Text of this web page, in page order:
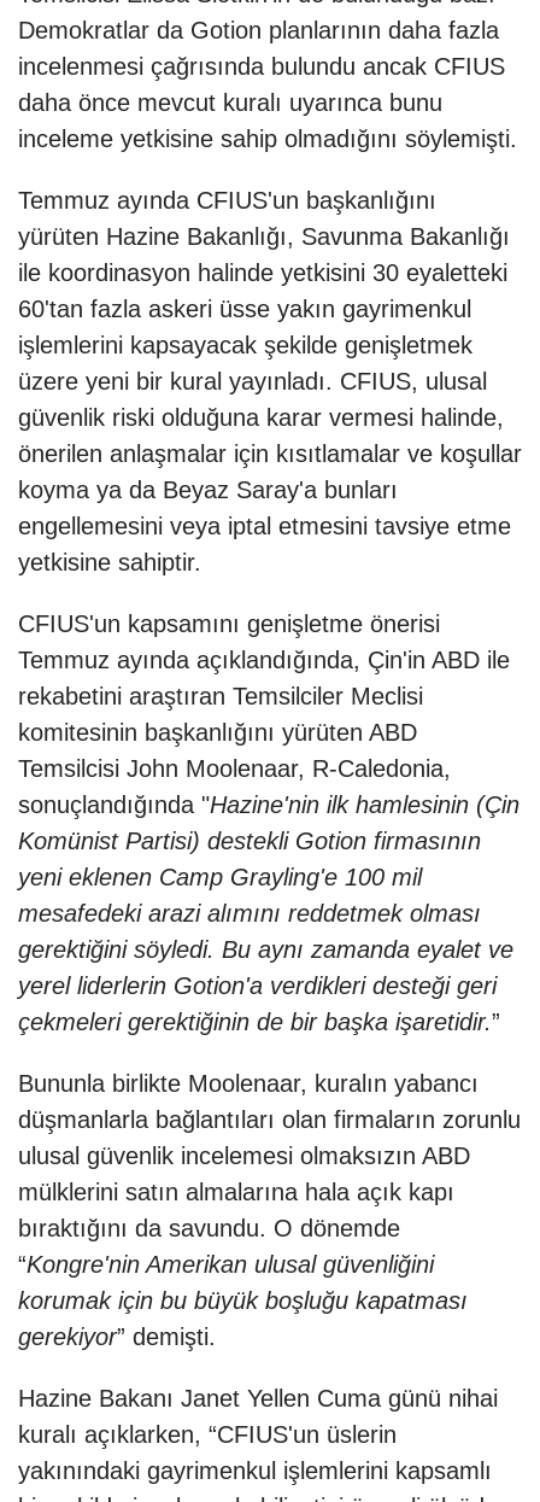
Demokratlar da Gotion planlarının daha fazla
incelenmesi çağrısında bulundu ancak CFIUS
daha önce mevcut kuralı uyarınca bunu
inceleme yetkisine sahip olmadığını söylemişti.
Temmuz ayında CFIUS'un başkanlığını
yürüten Hazine Bakanlığı, Savunma Bakanlığı
ile koordinasyon halinde yetkisini 30 eyaletteki
60'tan fazla askeri üsse yakın gayrimenkul
işlemlerini kapsayacak şekilde genişletmek
üzere yeni bir kural yayınladı. CFIUS, ulusal
güvenlik riski olduğuna karar vermesi halinde,
önerilen anlaşmalar için kısıtlamalar ve koşullar
koyma ya da Beyaz Saray'a bunları
engellemesini veya iptal etmesini tavsiye etme
yetkisine sahiptir.
CFIUS'un kapsamını genişletme önerisi
Temmuz ayında açıklandığında, Çin'in ABD ile
rekabetini araştıran Temsilciler Meclisi
komitesinin başkanlığını yürüten ABD
Temsilcisi John Moolenaar, R-Caledonia,
sonuçlandığında "Hazine'nin ilk hamlesinin (Çin
Komünist Partisi) destekli Gotion firmasının
yeni eklenen Camp Grayling'e 100 mil
mesafedeki arazi alımını reddetmek olması
gerektiğini söyledi. Bu aynı zamanda eyalet ve
yerel liderlerin Gotion'a verdikleri desteği geri
çekmeleri gerektiğinin de bir başka işaretidir.”
Bununla birlikte Moolenaar, kuralın yabancı
düşmanlarla bağlantıları olan firmaların zorunlu
ulusal güvenlik incelemesi olmaksızın ABD
mülklerini satın almalarına hala açık kapı
bıraktığını da savundu. O dönemde
“Kongre'nin Amerikan ulusal güvenliğini
korumak için bu büyük boşluğu kapatması
gerekiyor” demişti.
Hazine Bakanı Janet Yellen Cuma günü nihai
kuralı açıklarken, “CFIUS'un üslerin
yakınındaki gayrimenkul işlemlerini kapsamlı